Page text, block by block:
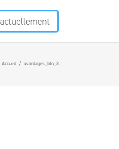
actuellement
Accueil / avantages_btn_3